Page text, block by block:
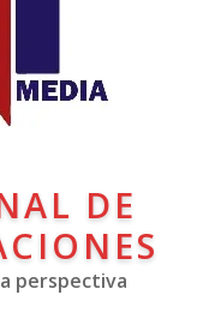
DE
perspectiva